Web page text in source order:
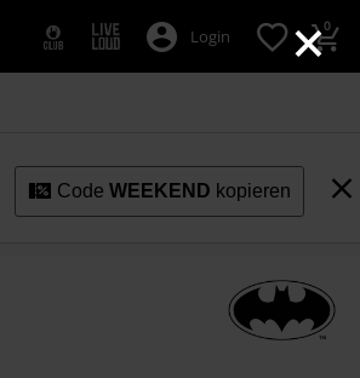
×
Login 0
CodeWEEKEND kopieren